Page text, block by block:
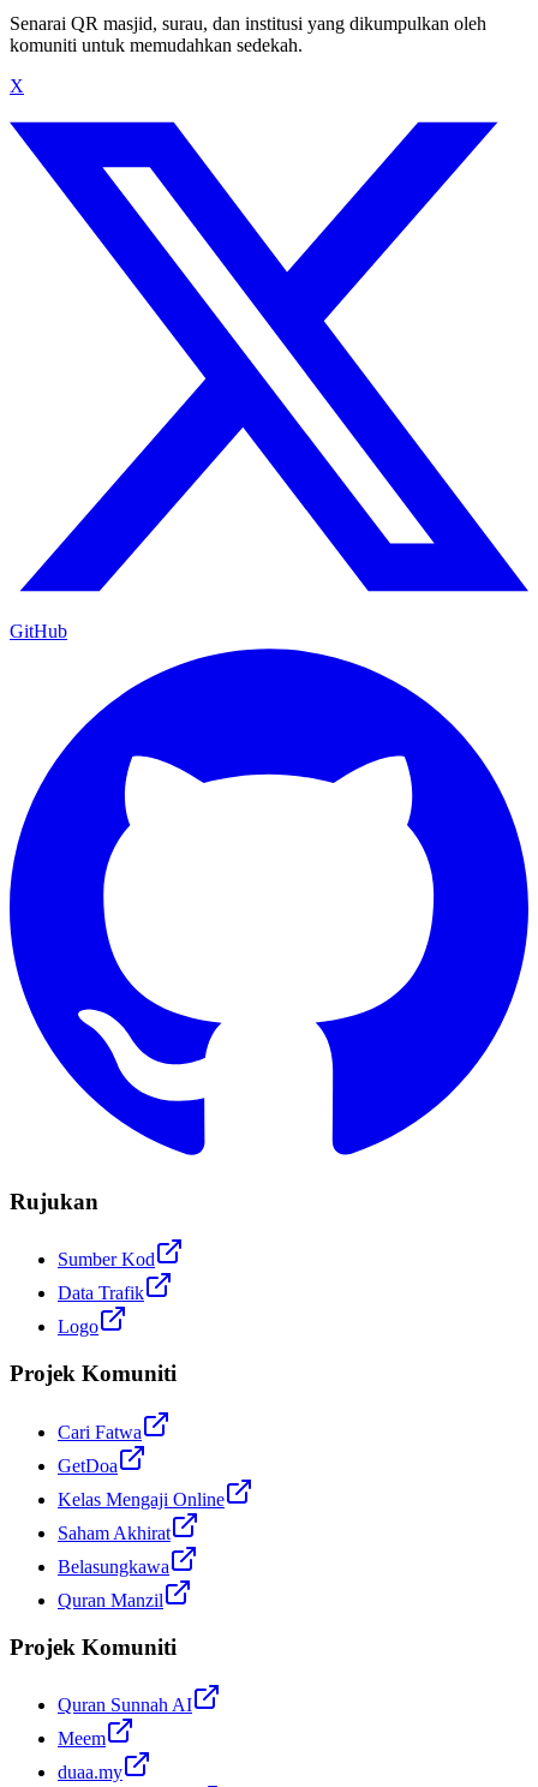
Senarai QR masjid, surau, dan institusi yang dikumpulkan oleh
komuniti untuk memudahkan sedekah.
X
GitHub
Rujukan
Sumber Kod
Data Trafik
Logo
Projek Komuniti
Cari Fatwa
GetDoa
Kelas Mengaji Online
Saham Akhirat
Belasungkawa
Quran Manzil
Projek Komuniti
Quran Sunnah AI
Meem
duaa.my